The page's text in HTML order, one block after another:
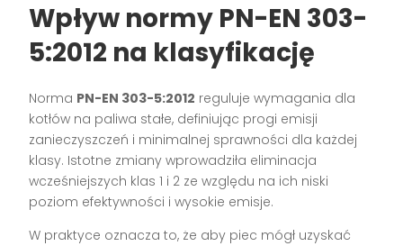
Wpływ normy PN-EN 303-
5:2012 na klasyfikację
Norma PN-EN 303-5:2012 reguluje wymagania dla
kotłów na paliwa stałe, definiując progi emisji
zanieczyszczeń i minimalnej sprawności dla każdej
klasy. Istotne zmiany wprowadziła eliminacja
wcześniejszych klas 1 i 2 ze względu na ich niski
poziom efektywności i wysokie emisje.
W praktyce oznacza to, że aby piec mógł uzyskać